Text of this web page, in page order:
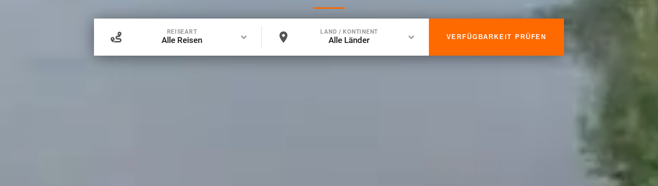
REISEART
Alle Reisen
LAND / KONTINENT
Alle Länder VERFÜGBARKEIT PRÜFEN